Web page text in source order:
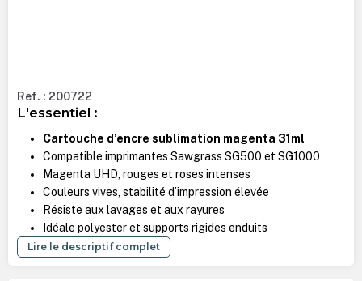
Ref. : 200722
L'essentiel :
Cartouche d’encre sublimation magenta 31ml
Compatible imprimantes Sawgrass SG500 et SG1000
Magenta UHD, rouges et roses intenses
Couleurs vives, stabilité d’impression élevée
Résiste aux lavages et aux rayures
Idéale polyester et supports rigides enduits
Lire le descriptif complet